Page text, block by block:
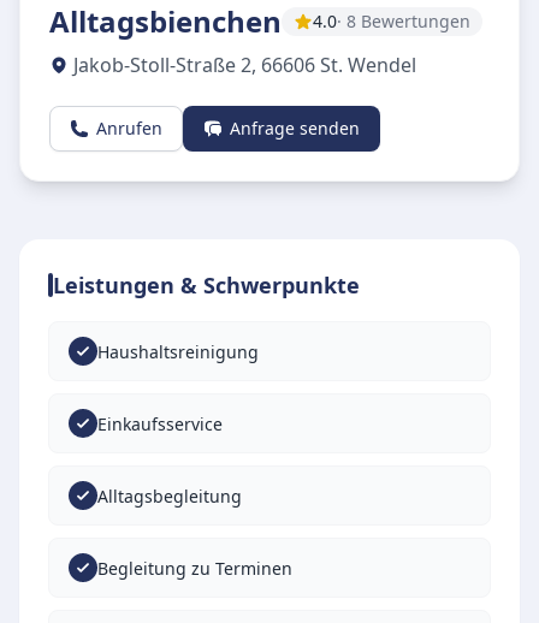
Alltagsbienchen 4.0· 8 Bewertungen
Jakob-Stoll-Straße 2, 66606St. Wendel
Anrufen Anfrage senden
Leistungen & Schwerpunkte
Haushaltsreinigung
Einkaufsservice
Alltagsbegleitung
Begleitung zu Terminen